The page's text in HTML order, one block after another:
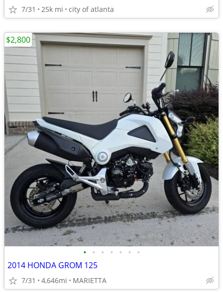
7/31 25k mi city of atlanta
• • • • • • •
2014 HONDA GROM 125
7/31 4,646mi MARIETTA
$2,800